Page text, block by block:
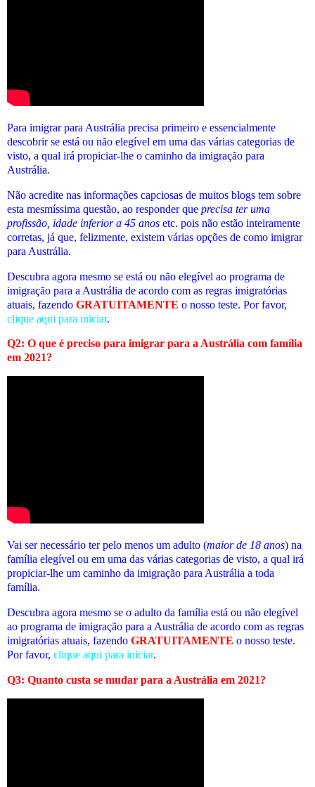
Para imigrar para Austrália precisa primeiro e essencialmente
descobrir se está ou não elegível em uma das várias categorias de
visto, a qual irá propiciar-lhe o caminho da imigração para
Austrália.
Não acredite nas informações capciosas de muitos blogs tem sobre
esta mesmíssima questão, ao responder que precisa ter uma
profissão, idade inferior a 45 anos etc. pois não estão inteiramente
corretas, já que, felizmente, existem várias opções de como imigrar
para Austrália.
Descubra agora mesmo se está ou não elegível ao programa de
imigração para a Austrália de acordo com as regras imigratórias
atuais, fazendo GRATUITAMENTE o nosso teste. Por favor,
clique aqui para iniciar.
Q2: O que é preciso para imigrar para a Austrália com família
em 2021?
Vai ser necessário ter pelo menos um adulto (maior de 18 anos) na
família elegível ou em uma das várias categorias de visto, a qual irá
propiciar-lhe um caminho da imigração para Austrália a toda
família.
Descubra agora mesmo se o adulto da família está ou não elegível
ao programa de imigração para a Austrália de acordo com as regras
imigratórias atuais, fazendo GRATUITAMENTE o nosso teste.
Por favor, clique aqui para iniciar.
Q3: Quanto custa se mudar para a Austrália em 2021?